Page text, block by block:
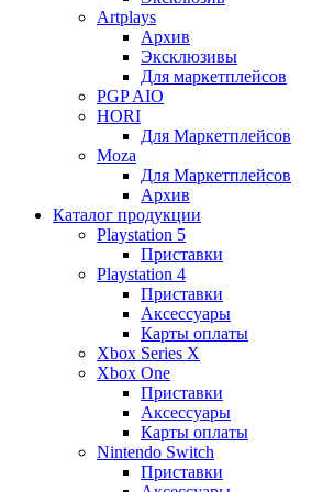
Artplays
Архив
Эксклюзивы
Для маркетплейсов
PGP AIO
HORI
Для Маркетплейсов
Moza
Для Маркетплейсов
Архив
Каталог продукции
Playstation 5
Приставки
Playstation 4
Приставки
Аксессуары
Карты оплаты
Xbox Series X
Xbox One
Приставки
Аксессуары
Карты оплаты
Nintendo Switch
Приставки